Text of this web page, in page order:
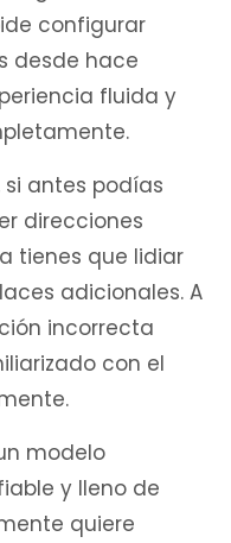
configurar
desde hace
fluida y
antes podías
direcciones
tienes que lidiar
adicionales. A
incorrecta
con el
modelo
y lleno de
quiere